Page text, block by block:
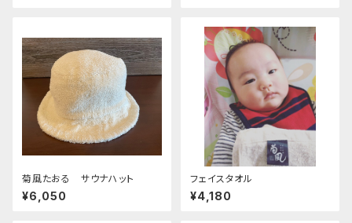
菊風たおる サウナハット
¥6,050
フェイスタオル
¥4,180